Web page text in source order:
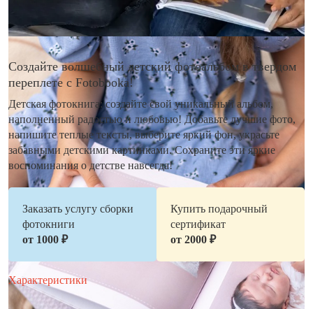
Создайте волшебный детский фотоальбом в твердом
переплете с Fotobooka!
Детская фотокнига: создайте свой уникальный альбом,
наполненный радостью и любовью! Добавьте лучшие фото,
напишите теплые тексты, выберите яркий фон, украсьте
забавными детскими картинками. Сохраните эти яркие
воспоминания о детстве навсегда!
Заказать услугу сборки
фотокниги
от 1000 ₽
Купить подарочный
сертификат
от 2000 ₽
Характеристики